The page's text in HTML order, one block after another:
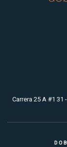
Carrera 25 A #1